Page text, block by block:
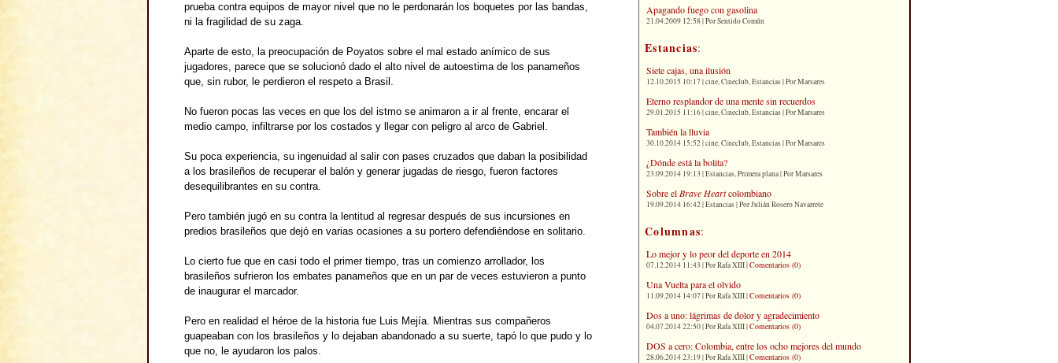
prueba contra equipos de mayor nivel que no le perdonarán los boquetes por las bandas,
ni la fragilidad de su zaga.
Aparte de esto, la preocupación de Poyatos sobre el mal estado anímico de sus
jugadores, parece que se solucionó dado el alto nivel de autoestima de los panameños
que, sin rubor, le perdieron el respeto a Brasil.
No fueron pocas las veces en que los del istmo se animaron a ir al frente, encarar el
medio campo, infiltrarse por los costados y llegar con peligro al arco de Gabriel.
Su poca experiencia, su ingenuidad al salir con pases cruzados que daban la posibilidad
a los brasileños de recuperar el balón y generar jugadas de riesgo, fueron factores
desequilibrantes en su contra.
Pero también jugó en su contra la lentitud al regresar después de sus incursiones en
predios brasileños que dejó en varias ocasiones a su portero defendiéndose en solitario.
Lo cierto fue que en casi todo el primer tiempo, tras un comienzo arrollador, los
brasileños sufrieron los embates panameños que en un par de veces estuvieron a punto
de inaugurar el marcador.
Pero en realidad el héroe de la historia fue Luis Mejía. Mientras sus compañeros
guapeaban con los brasileños y lo dejaban abandonado a su suerte, tapó lo que pudo y lo
que no, le ayudaron los palos.
Apagando fuego con gasolina
21.04.2009 12:58 | Por Sentido Común
Estancias:
Siete cajas, una ilusión
12.10.2015 10:17 | cine, Cineclub, Estancias | Por Marsares
Eterno resplandor de una mente sin recuerdos
29.01.2015 11:16 | cine, Cineclub, Estancias | Por Marsares
También la lluvia
30.10.2014 15:52 | cine, Cineclub, Estancias | Por Marsares
¿Dónde está la bolita?
23.09.2014 19:13 | Estancias, Primera plana | Por Marsares
Sobre el Brave Heartcolombiano
19.09.2014 16:42 | Estancias | Por Julián Rosero Navarrete
Columnas:
Lo mejor y lo peor del deporte en 2014
07.12.2014 11:43 | Por Rafa XIII |Comentarios (0)
Una Vuelta para el olvido
11.09.2014 14:07 | Por Rafa XIII |Comentarios (0)
Dos a uno: lágrimas de dolor y agradecimiento
04.07.2014 22:50 | Por Rafa XIII |Comentarios (0)
DOS a cero: Colombia, entre los ocho mejores del mundo
28.06.2014 23:19 | Por Rafa XIII |Comentarios (0)